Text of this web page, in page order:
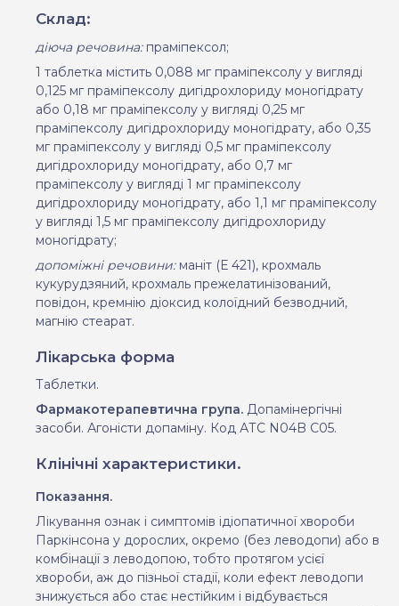
Склад:
діюча речовина: праміпексол;
1 таблетка містить 0,088 мг праміпексолу у вигляді
0,125 мг праміпексолу дигідрохлориду моногідрату
або 0,18 мг праміпексолу у вигляді 0,25 мг
праміпексолу дигідрохлориду моногідрату, або 0,35
мг праміпексолу у вигляді 0,5 мг праміпексолу
дигідрохлориду моногідрату, або 0,7 мг
праміпексолу у вигляді 1 мг праміпексолу
дигідрохлориду моногідрату, або 1,1 мг праміпексолу
у вигляді 1,5 мг праміпексолу дигідрохлориду
моногідрату;
допоміжні речовини:маніт (Е 421), крохмаль
кукурудзяний, крохмаль прежелатинізований,
повідон, кремнію діоксид колоїдний безводний,
магнію стеарат.
Лікарська форма
Таблетки.
Фармакотерапевтична група. Допамінергічні
засоби. Агоністи допаміну. Код АТС N04B C05.
Клінічні характеристики.
Показання.
Лікування ознак і симптомів ідіопатичної хвороби
Паркінсона у дорослих, окремо (без леводопи) або в
комбінації з леводопою, тобто протягом усієї
хвороби, аж до пізньої стадії, коли ефект леводопи
знижується або стає нестійким і відбувається